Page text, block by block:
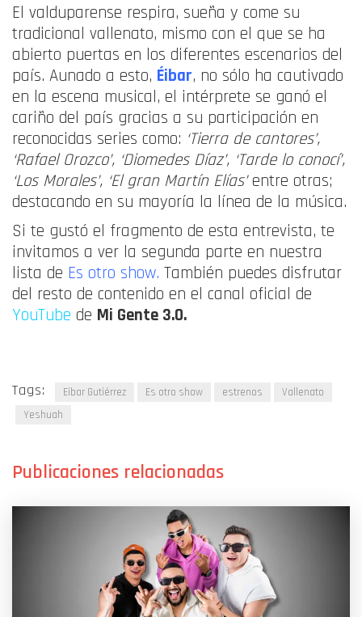
El valduparense respira, sueña y come su
tradicional vallenato, mismo con el que se ha
abierto puertas en los diferentes escenarios del
país. Aunado a esto, Éibar, no sólo ha cautivado
en la escena musical, el intérprete se ganó el
cariño del país gracias a su participación en
reconocidas series como: ‘Tierra de cantores’,
‘Rafael Orozco’, ‘Diomedes Díaz’, ‘Tarde lo conocí’,
‘Los Morales’, ‘El gran Martín Elías’entre otras;
destacando en su mayoría la línea de la música.
Si te gustó el fragmento de esta entrevista, te
invitamos a ver la segunda parte en nuestra
lista de Es otro show. También puedes disfrutar
del resto de contenido en el canal oficial de
YouTube de Mi Gente 3.0.
Tags: Eibar Gutiérrez Es otro show estrenos
Vallenato
Yeshuah